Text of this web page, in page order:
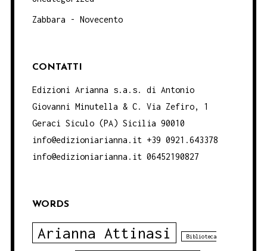
Zabbara - Novecento
CONTATTI
Edizioni Arianna s.a.s. di Antonio
Giovanni Minutella & C. Via Zefiro, 1
Geraci Siculo (PA) Sicilia 90010
info@edizioniarianna.it +39 0921.643378
info@edizioniarianna.it 06452190827
WORDS
Arianna Attinasi Biblioteca